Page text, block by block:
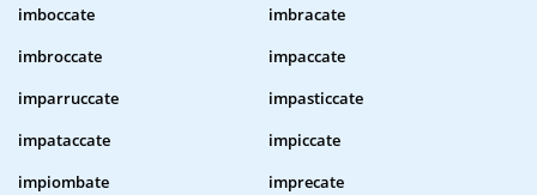
imboccate
imbracate
imbroccate
impaccate
imparruccate
impasticcate
impataccate
impiccate
impiombate
imprecate